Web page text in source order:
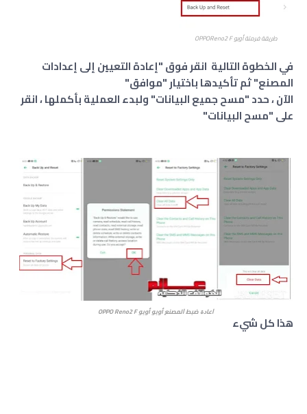
طريقة فرمتة أوبو OPPOReno2 F
في الخطوة التالية انقر فوق "إعادة التعيين إلى إعدادات
المصنع" ثم تأكيدها باختيار "موافق"
الآن ، حدد "مسح جميع البيانات" ولبدء العملية بأكملها ، انقر
على "مسح البيانات"
ﺍﻋﺎﺩﺓ ﺿﺒﻂ ﺍﻟﻤﺼﻨﻊ أوبو أوبو OPPOReno2 F
هذا كل شيء